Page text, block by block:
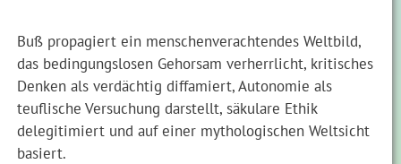
Buß propagiert ein menschenverachtendes Weltbild,
das bedingungslosen Gehorsam verherrlicht, kritisches
Denken als verdächtig diffamiert, Autonomie als
teuflische Versuchung darstellt, säkulare Ethik
delegitimiert und auf einer mythologischen Weltsicht
basiert.